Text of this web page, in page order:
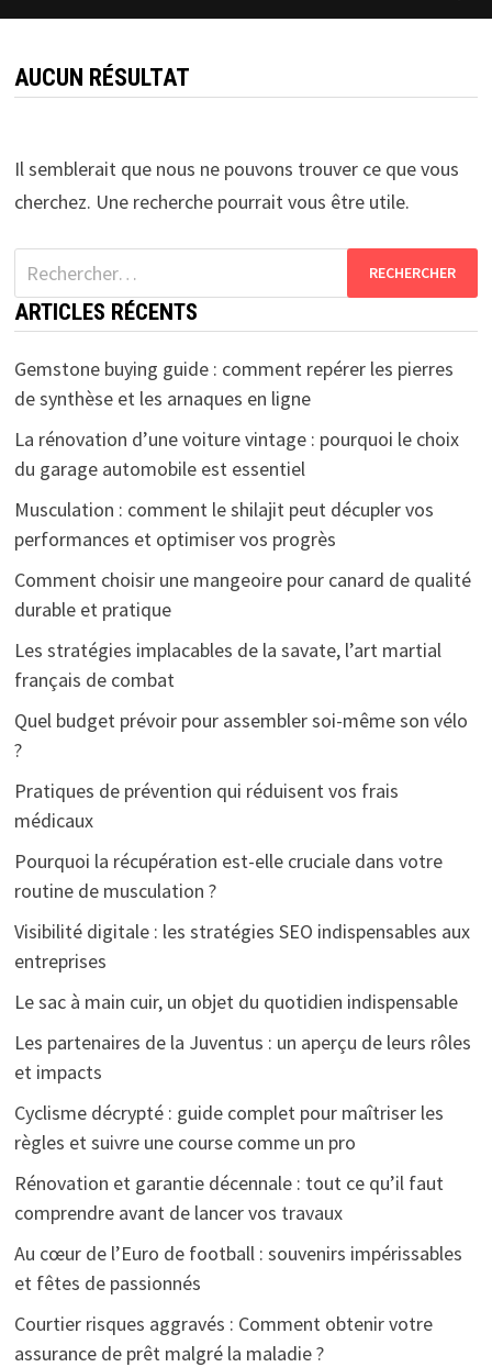
AUCUN RÉSULTAT
Il semblerait que nous ne pouvons trouver ce que vous
cherchez. Une recherche pourrait vous être utile.
Rechercher :
ARTICLES RÉCENTS
Gemstone buying guide : comment repérer les pierres
de synthèse et les arnaques en ligne
La rénovation d’une voiture vintage : pourquoi le choix
du garage automobile est essentiel
Musculation : comment le shilajit peut décupler vos
performances et optimiser vos progrès
Comment choisir une mangeoire pour canard de qualité
durable et pratique
Les stratégies implacables de la savate, l’art martial
français de combat
Quel budget prévoir pour assembler soi-même son vélo
?
Pratiques de prévention qui réduisent vos frais
médicaux
Pourquoi la récupération est-elle cruciale dans votre
routine de musculation ?
Visibilité digitale : les stratégies SEO indispensables aux
entreprises
Le sac à main cuir, un objet du quotidien indispensable
Les partenaires de la Juventus : un aperçu de leurs rôles
et impacts
Cyclisme décrypté : guide complet pour maîtriser les
règles et suivre une course comme un pro
Rénovation et garantie décennale : tout ce qu’il faut
comprendre avant de lancer vos travaux
Au cœur de l’Euro de football : souvenirs impérissables
et fêtes de passionnés
Courtier risques aggravés : Comment obtenir votre
assurance de prêt malgré la maladie ?